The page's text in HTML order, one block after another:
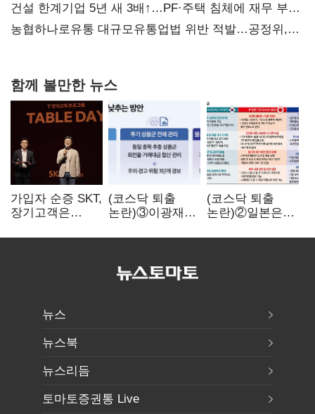
불만 확산
건설 한계기업 5년 새 3배↑…PF·주택 침체에 재무 부담
확대
농협하나로유통 대규모유통업법 위반 적발…공정위,
함께 볼만한 뉴스
가입자 순증 SKT,
장기고객은
챙긴다
(코스닥 퇴출
논란)③이광재
자동차 없애지는
(코스닥 퇴출
논란)②일본은
기다려주는데
뉴스
뉴스북
뉴스리듬
토마토증권통 Live